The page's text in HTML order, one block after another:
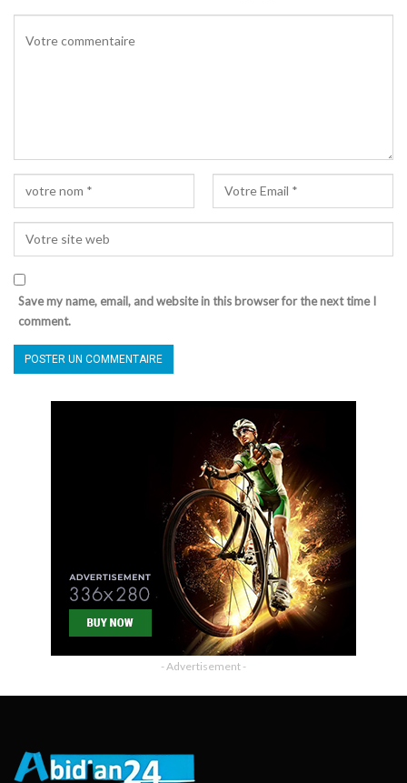
Save my name, email, and website in this browser for the next time I
comment.
- Advertisement -